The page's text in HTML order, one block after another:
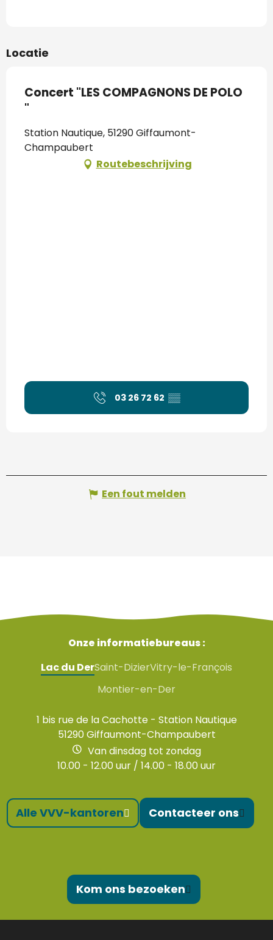
Locatie
Concert "LES COMPAGNONS DE POLO
"
Station Nautique, 51290 Giffaumont-
Champaubert
Routebeschrijving
03 26 72 62 ▒▒
Een fout melden
Onze informatiebureaus :
Lac du DerSaint-DizierVitry-le-François
Montier-en-Der
1 bis rue de la Cachotte - Station Nautique
51290 Giffaumont-Champaubert
Van dinsdag tot zondag
10.00 - 12.00 uur / 14.00 - 18.00 uur
Alle VVV-kantoren Contacteer ons
Kom ons bezoeken